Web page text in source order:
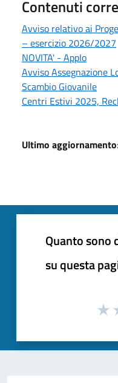
Contenuti
Avviso relativo ai
– esercizio 2026/2027
NOVITA' - AppIo
Avviso Assegnazione
Scambio Giovanile
Centri Estivi 2025,
Ultimo aggiornamento
Quanto sono
su questa